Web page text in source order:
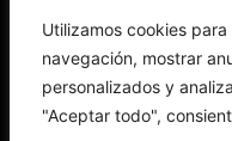
Utilizamos cookies
navegación, mostrar
personalizados y
"Aceptar todo",
Keiko Fujimori ofrece
Policía Nacional en la
delincuencia